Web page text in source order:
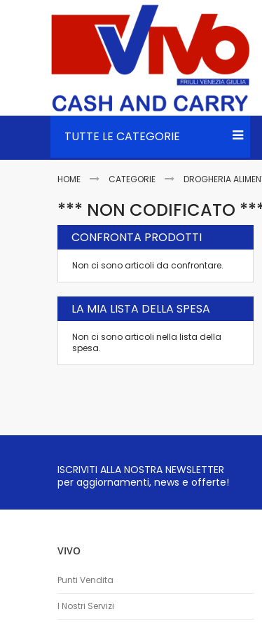
TUTTE LE CATEGORIE
HOME CATEGORIE DROGHERIA
*** NON CODIFICATO
CONFRONTA PRODOTTI
Non ci sono articoli da confrontare.
LA MIA LISTA DELLA SPESA
Non ci sono articoli nella lista della
spesa.
ISCRIVITI ALLA NOSTRA NEWSLETTER
per aggiornamenti, news e offerte!
VIVO
Punti Vendita
I Nostri Servizi